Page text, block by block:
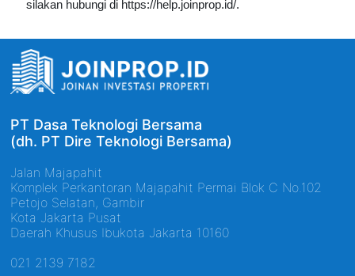
silakan hubungi di https://help.joinprop.id/.
PT Dasa Teknologi Bersama
(dh. PT Dire Teknologi Bersama)
Jalan Majapahit
Komplek Perkantoran Majapahit Permai Blok C No.102
Petojo Selatan, Gambir
Kota Jakarta Pusat
Daerah Khusus Ibukota Jakarta 10160
021 2139 7182